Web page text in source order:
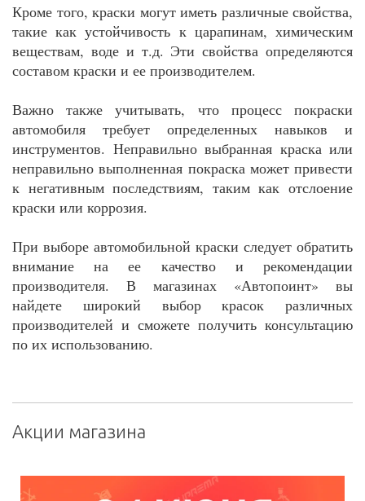
Кроме того, краски могут иметь различные свойства,
такие как устойчивость к царапинам, химическим
веществам, воде и т.д. Эти свойства определяются
составом краски и ее производителем.
Важно также учитывать, что процесс покраски
автомобиля требует определенных навыков и
инструментов. Неправильно выбранная краска или
неправильно выполненная покраска может привести
к негативным последствиям, таким как отслоение
краски или коррозия.
При выборе автомобильной краски следует обратить
внимание на ее качество и рекомендации
производителя. В магазинах «Автопоинт» вы
найдете широкий выбор красок различных
производителей и сможете получить консультацию
по их использованию.
Акции магазина